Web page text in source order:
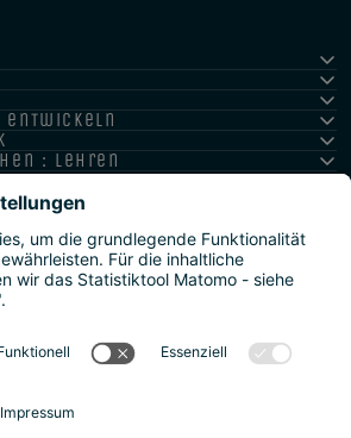
entwickeln
: lehren
: international